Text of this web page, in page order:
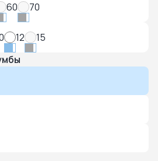
60 70
12
15